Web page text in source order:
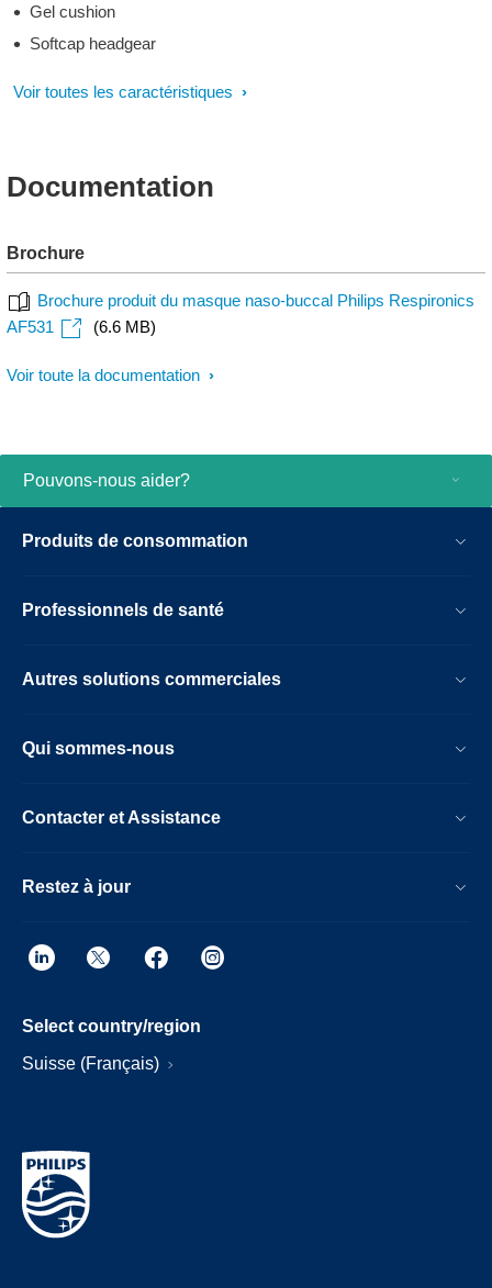
Gel cushion
Softcap headgear
Voir toutes les caractéristiques
Documentation
Brochure
Brochure produit du masque naso-buccal Philips Respironics
AF531
(6.6 MB)
Voir toute la documentation
Pouvons-nous aider?
Produits de consommation
Professionnels de santé
Autres solutions commerciales
Qui sommes-nous
Contacter et Assistance
Restez à jour
Select country/region
Suisse (Français)